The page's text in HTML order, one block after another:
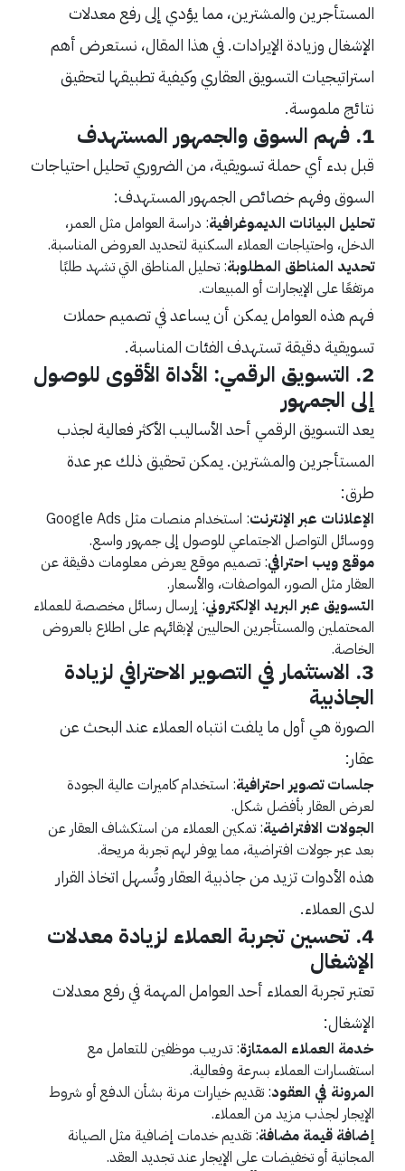
المستأجرين والمشترين، مما يؤدي إلى رفع معدلات
الإشغال وزيادة الإيرادات. في هذا المقال، نستعرض أهم
استراتيجيات التسويق العقاري وكيفية تطبيقها لتحقيق
نتائج ملموسة.
1. فهم السوق والجمهور المستهدف
قبل بدء أي حملة تسويقية، من الضروري تحليل احتياجات
السوق وفهم خصائص الجمهور المستهدف:
تحليل البيانات الديموغرافية: دراسة العوامل مثل العمر،
الدخل، واحتياجات العملاء السكنية لتحديد العروض المناسبة.
تحديد المناطق المطلوبة: تحليل المناطق التي تشهد طلبًا
مرتفعًا على الإيجارات أو المبيعات.
فهم هذه العوامل يمكن أن يساعد في تصميم حملات
تسويقية دقيقة تستهدف الفئات المناسبة.
2. التسويق الرقمي: الأداة الأقوى للوصول
إلى الجمهور
يعد التسويق الرقمي أحد الأساليب الأكثر فعالية لجذب
المستأجرين والمشترين. يمكن تحقيق ذلك عبر عدة
طرق:
الإعلانات عبر الإنترنت
: استخدام منصات مثل Google Ads
ووسائل التواصل الاجتماعي للوصول إلى جمهور واسع.
موقع ويب احترافي: تصميم موقع يعرض معلومات دقيقة عن
العقار مثل الصور، المواصفات، والأسعار.
التسويق عبر البريد الإلكتروني: إرسال رسائل مخصصة للعملاء
المحتملين والمستأجرين الحاليين لإبقائهم على اطلاع بالعروض
الخاصة.
3. الاستثمار في التصوير الاحترافي لزيادة
الجاذبية
الصورة هي أول ما يلفت انتباه العملاء عند البحث عن
عقار:
جلسات تصوير احترافية: استخدام كاميرات عالية الجودة
لعرض العقار بأفضل شكل.
الجولات الافتراضية: تمكين العملاء من استكشاف العقار عن
بعد عبر جولات افتراضية، مما يوفر لهم تجربة مريحة.
هذه الأدوات تزيد من جاذبية العقار وتُسهل اتخاذ القرار
لدى العملاء.
4. تحسين تجربة العملاء لزيادة معدلات
الإشغال
تعتبر تجربة العملاء أحد العوامل المهمة في رفع معدلات
الإشغال:
خدمة العملاء الممتازة: تدريب موظفين للتعامل مع
استفسارات العملاء بسرعة وفعالية.
المرونة في العقود: تقديم خيارات مرنة بشأن الدفع أو شروط
الإيجار لجذب مزيد من العملاء.
إضافة قيمة مضافة: تقديم خدمات إضافية مثل الصيانة
المجانية أو تخفيضات على الإيجار عند تجديد العقد.